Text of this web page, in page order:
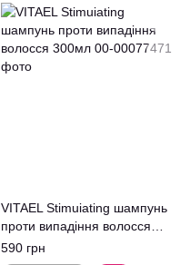
VITAEL Stimuiating шампунь
проти випадіння волосся
300мл
590 грн